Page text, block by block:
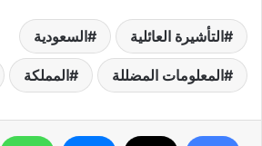
التأشيرة العائلية السعودية
المعلومات المضللة المملكة